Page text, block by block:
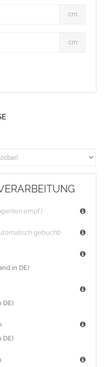
cm
cm
empf.)
gebucht)
in DE)
DE)
DE)